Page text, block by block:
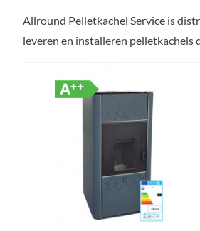
Allround Pelletkachel Service is
leveren en installeren pelletkachels